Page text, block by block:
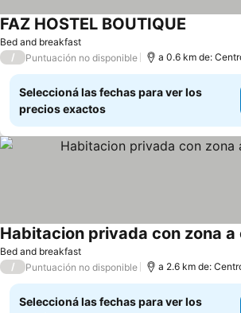
Bed and breakfast
FAZ HOSTEL BOUTIQUE
/ Puntuación no disponible a 0.6 km de:
Seleccioná las fechas para ver los
precios exactos
Bed and breakfast
Habitacion privada con zona
/ Puntuación no disponible a 2.6 km de:
Seleccioná las fechas para ver los